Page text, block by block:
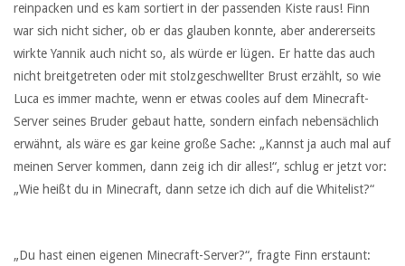
reinpacken und es kam sortiert in der passenden Kiste raus! Finn
war sich nicht sicher, ob er das glauben konnte, aber andererseits
wirkte Yannik auch nicht so, als würde er lügen. Er hatte das auch
nicht breitgetreten oder mit stolzgeschwellter Brust erzählt, so wie
Luca es immer machte, wenn er etwas cooles auf dem Minecraft-
Server seines Bruder gebaut hatte, sondern einfach nebensächlich
erwähnt, als wäre es gar keine große Sache: „Kannst ja auch mal auf
meinen Server kommen, dann zeig ich dir alles!“, schlug er jetzt vor:
„Wie heißt du in Minecraft, dann setze ich dich auf die Whitelist?“
„Du hast einen eigenen Minecraft-Server?“, fragte Finn erstaunt: